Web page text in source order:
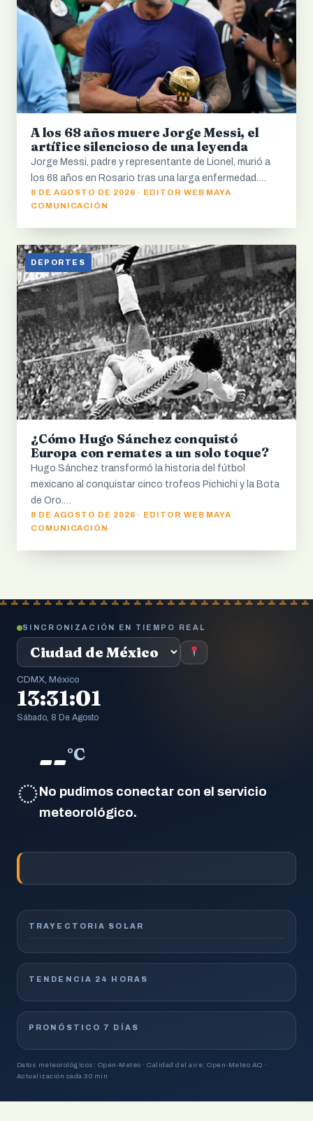
A los 68 años muere Jorge Messi, el
artífice silencioso de una leyenda
Jorge Messi, padre y representante de Lionel, murió a
los 68 años en Rosario tras una larga enfermedad.…
8 DE AGOSTO DE 2026 · EDITOR WEB MAYA
COMUNICACIÓN
DEPORTES
¿Cómo Hugo Sánchez conquistó
Europa con remates a un solo toque?
Hugo Sánchez transformó la historia del fútbol
mexicano al conquistar cinco trofeos Pichichi y la Bota
de Oro.…
8 DE AGOSTO DE 2026 · EDITOR WEB MAYA
COMUNICACIÓN
SINCRONIZACIÓN EN TIEMPO REAL
CDMX, México
13:31:02
Sábado, 8 De Agosto
◌
--°C
No pudimos conectar con el servicio
meteorológico.
TRAYECTORIA SOLAR
TENDENCIA 24 HORAS
PRONÓSTICO 7 DÍAS
Datos meteorológicos: Open-Meteo · Calidad del aire: Open-Meteo AQ ·
Actualización cada 30 min